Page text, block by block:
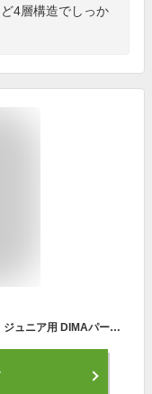
4層構造でしっか
最大10％OFFクーポン ミズノ グランドコート ジュニア用 DIMAパール薄手 52WJ226 取寄 少年用 防寒 アウター 秋冬 野球ウェア 男の子 女の子 キッズ